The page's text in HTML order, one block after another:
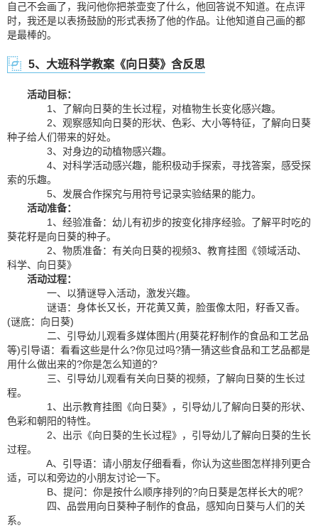
自己不会画了，我问他你把茶壶变了什么，他回答说不知道。在点评
时，我还是以表扬鼓励的形式表扬了他的作品。让他知道自己画的都
是最棒的。
5、大班科学教案《向日葵》含反思
活动目标：
1、了解向日葵的生长过程，对植物生长变化感兴趣。
2、观察感知向日葵的形状、色彩、大小等特征，了解向日葵
种子给人们带来的好处。
3、对身边的动植物感兴趣。
4、对科学活动感兴趣，能积极动手探索，寻找答案，感受探
索的乐趣。
5、发展合作探究与用符号记录实验结果的能力。
活动准备：
1、经验准备：幼儿有初步的按变化排序经验。了解平时吃的
葵花籽是向日葵的种子。
2、物质准备：有关向日葵的视频3、教育挂图《领域活动、
科学、向日葵》
活动过程：
一、以猜谜导入活动，激发兴趣。
谜语：身体长又长，开花黄又黄，脸蛋像太阳，籽香又香。
(谜底：向日葵)
二、引导幼儿观看多媒体图片(用葵花籽制作的食品和工艺品
等)引导语：看看这些是什么?你见过吗?猜一猜这些食品和工艺品都是
用什么做出来的?你是怎么知道的?
三、引导幼儿观看有关向日葵的视频，了解向日葵的生长过
程。
1、出示教育挂图《向日葵》，引导幼儿了解向日葵的形状、
色彩和朝阳的特性。
2、出示《向日葵的生长过程》，引导幼儿了解向日葵的生长
过程。
A、引导语：请小朋友仔细看看，你认为这些图怎样排列更合
适，可以和旁边的小朋友讨论一下。
B、提问：你是按什么顺序排列的?向日葵是怎样长大的呢?
四、品尝用向日葵种子制作的食品，感知向日葵与人们的关
系。